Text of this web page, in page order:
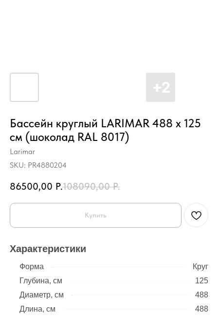
Бассейн круглый LARIMAR 488 х 125
см (шоколад RAL 8017)
Larimar
SKU: PR4880204
86500,00 Р.108090,00 Р.
Купить
Характеристики
Форма
Круг
Глубина, см
125
Диаметр, см
488
Длина, см
488